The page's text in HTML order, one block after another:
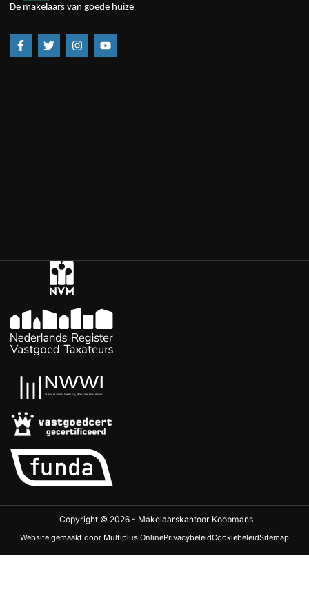
De makelaars van goede huize
Copyright © 2026 - Makelaarskantoor Koopmans
Website gemaakt door Multiplus OnlinePrivacybeleidCookiebeleidSitemap